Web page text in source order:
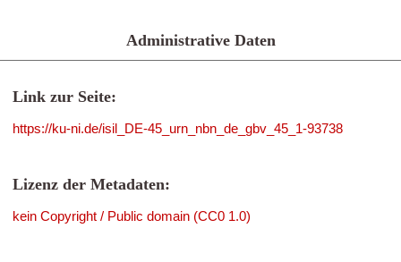
Administrative Daten
Link zur Seite:
https://ku-ni.de/isil_DE-45_urn_nbn_de_gbv_45_1-93738
Lizenz der Metadaten:
kein Copyright / Public domain (CC0 1.0)